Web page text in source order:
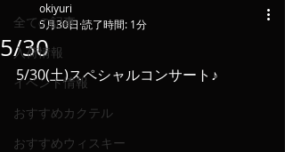
全ての記事
入荷情報
イベント情報
おすすめカクテル
おすすめウィスキー
5/30
okiyuri
5月30日 読了時間: 1分
5/30(土)スペシャルコンサート♪